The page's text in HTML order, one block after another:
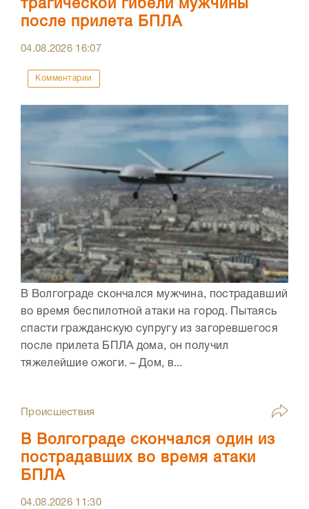
трагической гибели мужчины
после прилета БПЛА
04.08.2026 16:07
Комментарии
В Волгограде скончался мужчина, пострадавший
во время беспилотной атаки на город. Пытаясь
спасти гражданскую супругу из загоревшегося
после прилета БПЛА дома, он получил
тяжелейшие ожоги. – Дом, в...
Происшествия
В Волгограде скончался один из
пострадавших во время атаки
БПЛА
04.08.2026 11:30